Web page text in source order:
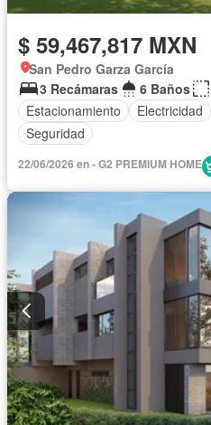
$ 59,467,817 MXN
San Pedro Garza García
3 Recámaras
6 Baños
Estacionamiento
Electricidad
Seguridad
22/06/2026 en - G2 PREMIUM HOME